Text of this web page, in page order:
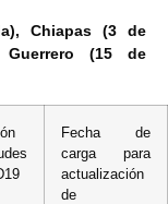
Chiapas (3 de
(15 de
Fecha de
carga para
actualización
de